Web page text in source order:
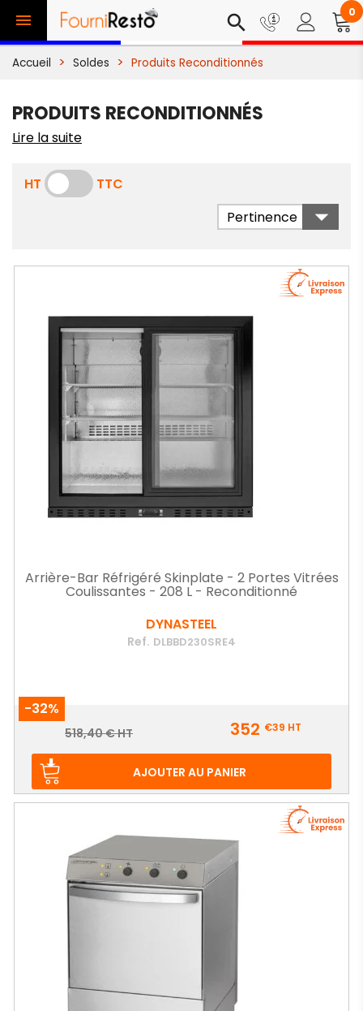
 search 0
Accueil Soldes Produits Reconditionnés
PRODUITS RECONDITIONNÉS
Lire la suite
HT
TTC
Pertinence

Arrière-Bar Réfrigéré Skinplate - 2 Portes Vitrées
Coulissantes - 208 L - Reconditionné
DYNASTEEL
Ref. DLBBD230SRE4
-32%
Prix
Prix
518,40 € HT 352 €39 HT
AJOUTER AU PANIER